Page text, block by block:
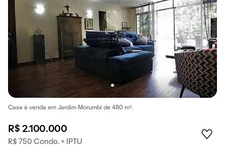
Casa à venda em Jardim Morumbi de 480 m².
R$ 2.100.000
R$ 750 Condo. + IPTU